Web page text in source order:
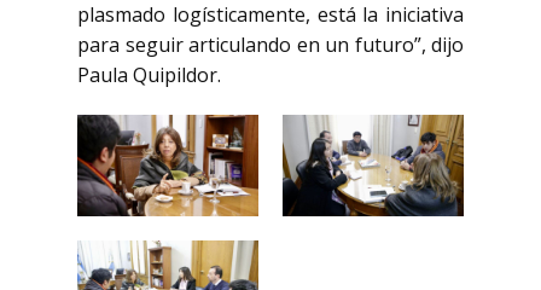
plasmado logísticamente, está la iniciativa
para seguir articulando en un futuro”, dijo
Paula Quipildor.